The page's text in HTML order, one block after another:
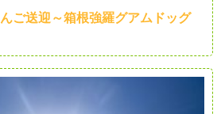
ご送迎～箱根強羅グアムドッグ